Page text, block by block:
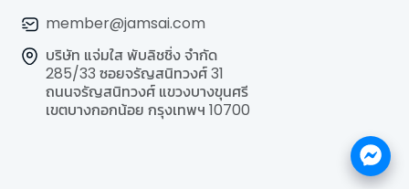
member@jamsai.com
บริษัท แจ่มใส พับลิชชิ่ง จำกัด
285/33 ซอยจรัญสนิทวงศ์ 31
ถนนจรัญสนิทวงศ์ แขวงบางขุนศรี
เขตบางกอกน้อย กรุงเทพฯ 10700